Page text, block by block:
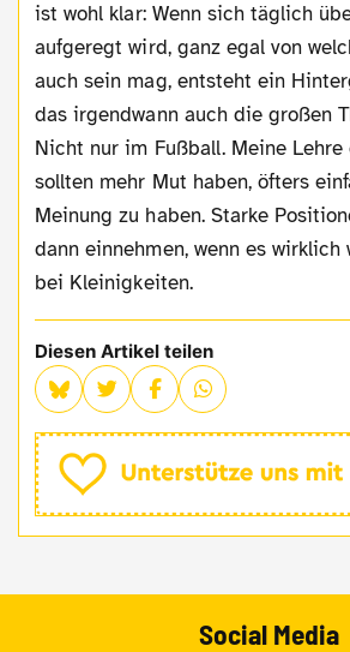
ist wohl klar: Wenn sich täglich
aufgeregt wird, ganz egal von
auch sein mag, entsteht ein
das irgendwann auch die großen
Nicht nur im Fußball. Meine Lehre
sollten mehr Mut haben, öfters
Meinung zu haben. Starke
dann einnehmen, wenn es
bei Kleinigkeiten.
Diesen Artikel teilen
Social Media